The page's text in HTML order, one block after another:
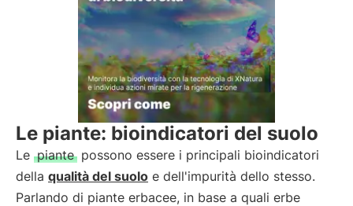
Le piante: bioindicatori del suolo
Le piante possono essere i principali bioindicatori
della qualità del suolo e dell'impurità dello stesso.
Parlando di piante erbacee, in base a quali erbe